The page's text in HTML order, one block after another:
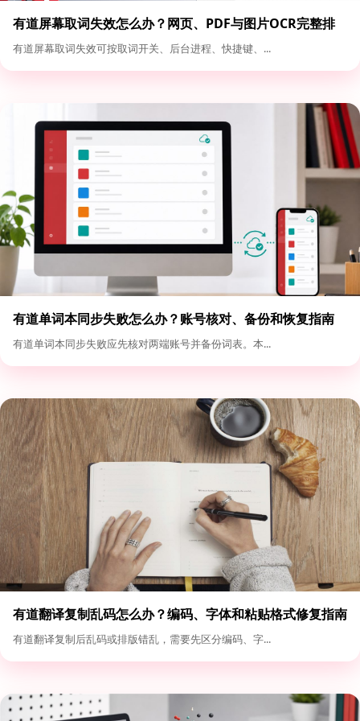
有道屏幕取词失效怎么办？网页、PDF与图片OCR完整排
查
有道屏幕取词失效可按取词开关、后台进程、快捷键、...
有道单词本同步失败怎么办？账号核对、备份和恢复指南
有道单词本同步失败应先核对两端账号并备份词表。本...
有道翻译复制乱码怎么办？编码、字体和粘贴格式修复指南
有道翻译复制后乱码或排版错乱，需要先区分编码、字...